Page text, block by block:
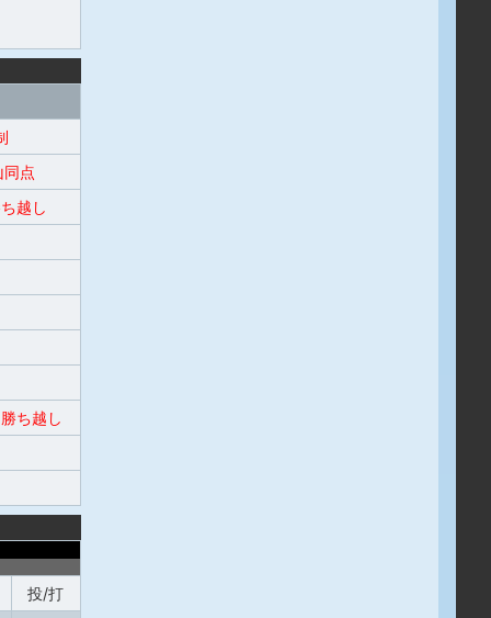
点
越し
ち越し
投/打